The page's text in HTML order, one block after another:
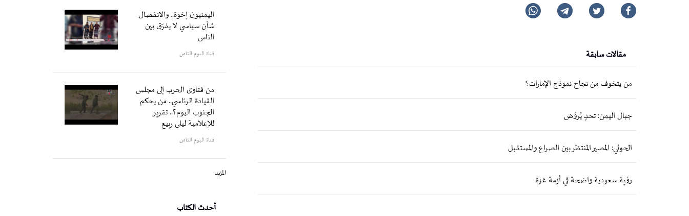
مقالات سابقة
من يتخوف من نجاح نموذج الإمارات؟
جبال اليمن: تحدٍ يُروَض
الحوثي: المصير المنتظر بين الصراع والمستقبل
رؤية سعودية واضحة في أزمة غزة
اليمنيون إخوة.. والانفصال
شأن سياسي لا يفرّق بين
الناس
قناة اليوم الثامن
من فتاوى الحرب إلى مجلس
القيادة الرئاسي.. من يحكم
الجنوب اليوم؟.. تقرير
للإعلامية ليلى ربيع
قناة اليوم الثامن
المزيد
أحدث الكتاب